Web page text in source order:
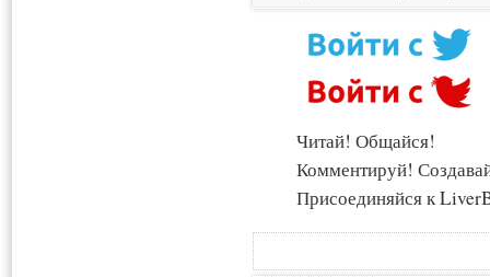
Читай! Общайся!
Комментируй!
Присоединяйся к